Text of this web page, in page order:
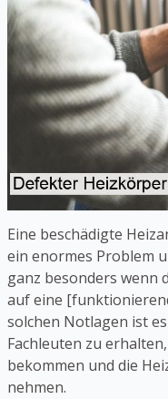
Eine beschädigte
ein enormes Problem
ganz besonders wenn
auf eine
solchen Notlagen ist
Fachleuten zu
bekommen und die
nehmen.